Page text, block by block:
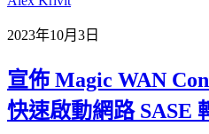
2023年10月3日
宣佈 Magic WAN
快速啟動網路 SASE